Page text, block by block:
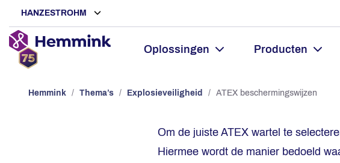
HANZESTROHM
Oplossingen Producten
Hemmink / Thema’s / Explosieveiligheid / ATEX beschermingswijzen
Om de juiste ATEX wartel te
Hiermee wordt de manier bedoeld